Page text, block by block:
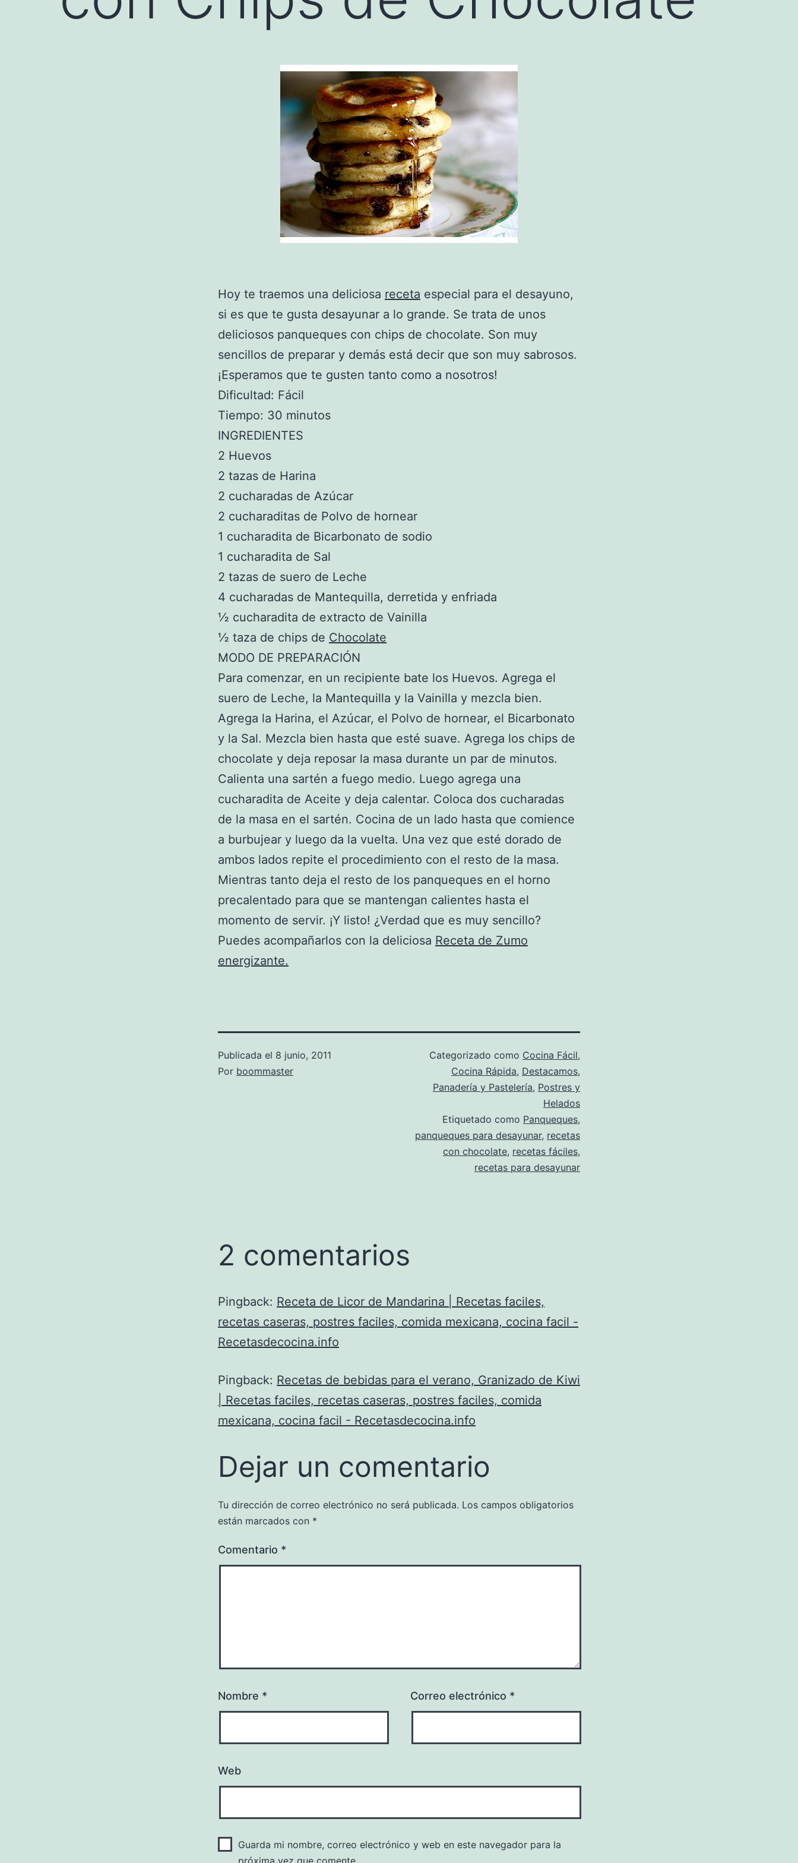
Hoy te traemos una deliciosa receta especial para el desayuno,
si es que te gusta desayunar a lo grande. Se trata de unos
deliciosos panqueques con chips de chocolate. Son muy
sencillos de preparar y demás está decir que son muy sabrosos.
¡Esperamos que te gusten tanto como a nosotros!
Dificultad: Fácil
Tiempo: 30 minutos
INGREDIENTES
2 Huevos
2 tazas de Harina
2 cucharadas de Azúcar
2 cucharaditas de Polvo de hornear
1 cucharadita de Bicarbonato de sodio
1 cucharadita de Sal
2 tazas de suero de Leche
4 cucharadas de Mantequilla, derretida y enfriada
½ cucharadita de extracto de Vainilla
½ taza de chips de Chocolate
MODO DE PREPARACIÓN
Para comenzar, en un recipiente bate los Huevos. Agrega el
suero de Leche, la Mantequilla y la Vainilla y mezcla bien.
Agrega la Harina, el Azúcar, el Polvo de hornear, el Bicarbonato
y la Sal. Mezcla bien hasta que esté suave. Agrega los chips de
chocolate y deja reposar la masa durante un par de minutos.
Calienta una sartén a fuego medio. Luego agrega una
cucharadita de Aceite y deja calentar. Coloca dos cucharadas
de la masa en el sartén. Cocina de un lado hasta que comience
a burbujear y luego da la vuelta. Una vez que esté dorado de
ambos lados repite el procedimiento con el resto de la masa.
Mientras tanto deja el resto de los panqueques en el horno
precalentado para que se mantengan calientes hasta el
momento de servir. ¡Y listo! ¿Verdad que es muy sencillo?
Puedes acompañarlos con la deliciosa Receta de Zumo
energizante.
Publicada el 8 junio, 2011
Por boommaster
Categorizado como Cocina Fácil,
Cocina Rápida, Destacamos,
Panadería y Pastelería, Postres y
Helados
Etiquetado como Panqueques,
panqueques para desayunar, recetas
con chocolate, recetas fáciles,
recetas para desayunar
2 comentarios
Pingback: Receta de Licor de Mandarina | Recetas faciles,
recetas caseras, postres faciles, comida mexicana, cocina facil -
Recetasdecocina.info
Pingback: Recetas de bebidas para el verano, Granizado de Kiwi
| Recetas faciles, recetas caseras, postres faciles, comida
mexicana, cocina facil - Recetasdecocina.info
Dejar un comentario
Tu dirección de correo electrónico no será publicada. Los campos obligatorios
están marcados con *
Comentario *
Nombre * Correo electrónico *
Web
Guarda mi nombre, correo electrónico y web en este navegador para la
próxima vez que comente.